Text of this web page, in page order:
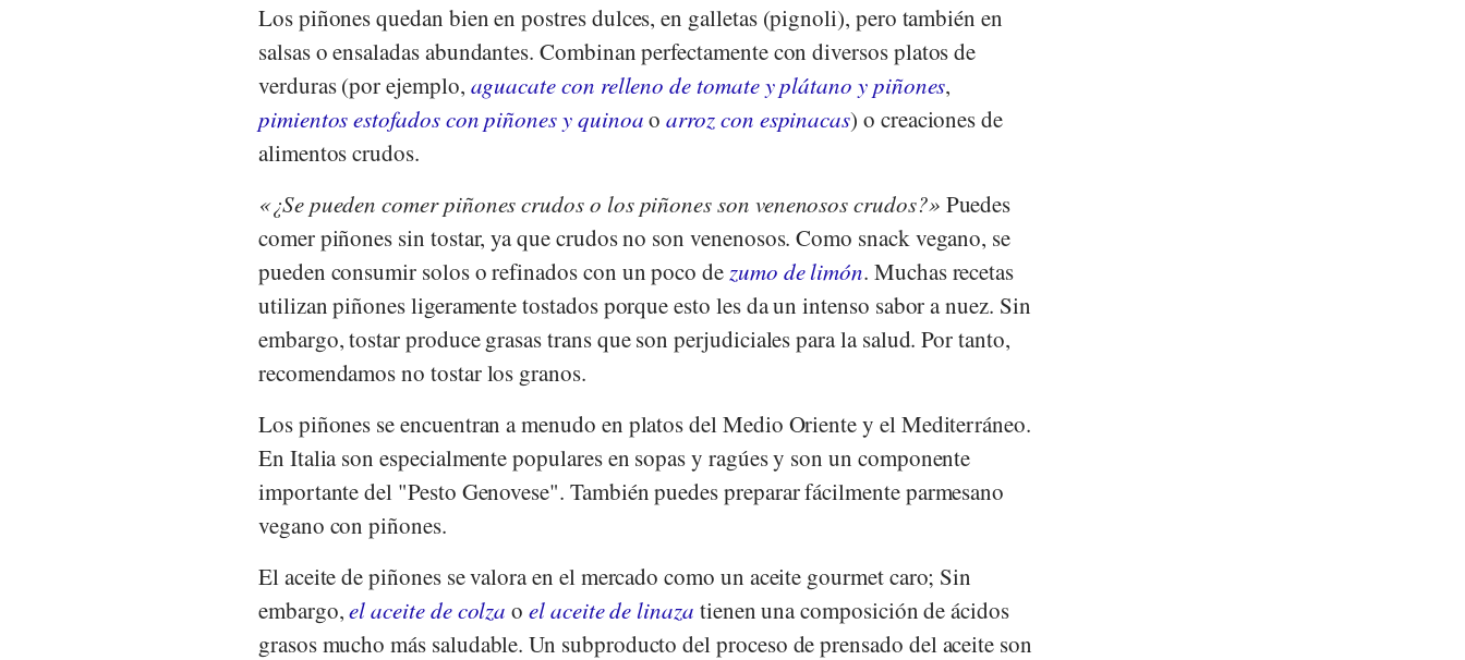
Los piñones quedan bien en postres dulces, en galletas (pignoli), pero también en
salsas o ensaladas abundantes. Combinan perfectamente con diversos platos de
verduras (por ejemplo, aguacate con relleno de tomate y plátano y piñones,
pimientos estofados con piñones y quinoaoarroz con espinacas) o creaciones de
alimentos crudos.
¿Se pueden comer piñones crudos o los piñones son venenosos crudos?
Puedes
comer piñones sin tostar, ya que crudos no son venenosos. Como snack vegano, se
pueden consumir solos o refinados con un poco dezumo de limón. Muchas recetas
utilizan piñones ligeramente tostados porque esto les da un intenso sabor a nuez. Sin
embargo, tostar produce grasas trans que son perjudiciales para la salud. Por tanto,
recomendamos no tostar los granos.
Los piñones se encuentran a menudo en platos del Medio Oriente y el Mediterráneo.
En Italia son especialmente populares en sopas y ragúes y son un componente
importante del "Pesto Genovese". También puedes preparar fácilmente parmesano
vegano con piñones.
El aceite de piñones se valora en el mercado como un aceite gourmet caro; Sin
embargo,el aceite de colza oel aceite de linaza tienen una composición de ácidos
grasos mucho más saludable. Un subproducto del proceso de prensado del aceite son